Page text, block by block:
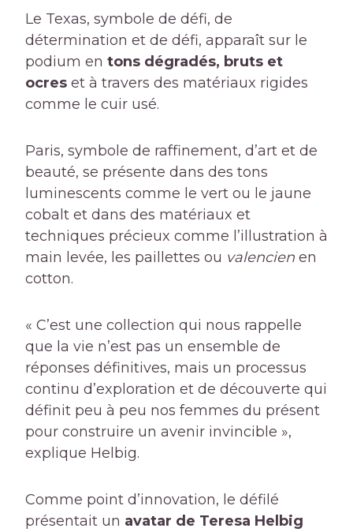
Le Texas, symbole de défi, de
détermination et de défi, apparaît sur le
podium en tons dégradés, bruts et
ocres et à travers des matériaux rigides
comme le cuir usé.
Paris, symbole de raffinement, d’art et de
beauté, se présente dans des tons
luminescents comme le vert ou le jaune
cobalt et dans des matériaux et
techniques précieux comme l’illustration à
main levée, les paillettes ou valencien en
cotton.
« C’est une collection qui nous rappelle
que la vie n’est pas un ensemble de
réponses définitives, mais un processus
continu d’exploration et de découverte qui
définit peu à peu nos femmes du présent
pour construire un avenir invincible »,
explique Helbig.
Comme point d’innovation, le défilé
présentait un avatar de Teresa Helbig